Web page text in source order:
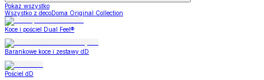
Pokaż wszystko
Wszystko z decoDoma Original Collection
Koce i pościel Dual Feel®
Barankowe koce i zestawy dD
Pościel dD